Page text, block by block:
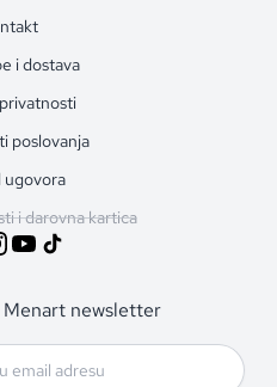
i dostava
poslovanja
ugovora
i darovna kartica
newsletter